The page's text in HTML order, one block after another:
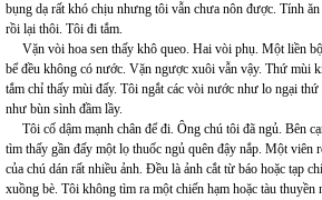
bụng dạ rất khó chịu nhưng tôi vẫn chưa nôn được. Tính
rồi lại thôi. Tôi đi tắm.
Vặn vòi hoa sen thấy khô queo. Hai vòi phụ. Một liền
bể đều không có nước. Vặn ngược xuôi vẫn vậy. Thứ mùi
tắm chỉ thấy mùi đấy. Tôi ngắt các vòi nước như lo ngại
như bùn sình đầm lầy.
Tôi cố dậm mạnh chân để đi. Ông chú tôi đã ngủ. Bên
tìm thấy gần đấy một lọ thuốc ngủ quên đậy nắp. Một viên
của chú dán rất nhiều ảnh. Đều là ảnh cắt từ báo hoặc tạp
xuồng bè. Tôi không tìm ra một chiến hạm hoặc tàu